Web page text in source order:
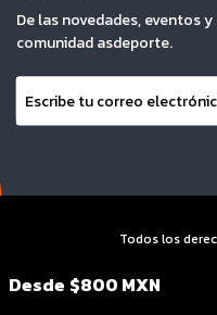
Desde $800 MXN
De las novedades, eventos
comunidad asdeporte.
Todos los
Terminos y